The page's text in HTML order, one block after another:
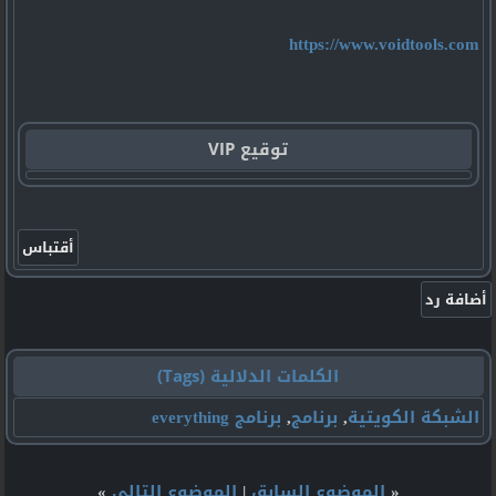
https://www.voidtools.com
توقيع VIP
الكلمات الدلالية (Tags)
الشبكة الكويتية, برنامج, برنامج everything